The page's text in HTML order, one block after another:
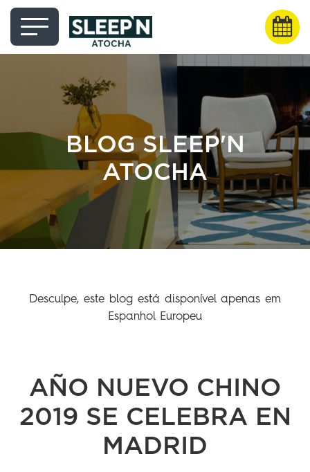
BLOG SLEEP'N
ATOCHA
Desculpe, este blog está disponível apenas em
Espanhol Europeu
AÑO NUEVO CHINO
2019 SE CELEBRA EN
MADRID